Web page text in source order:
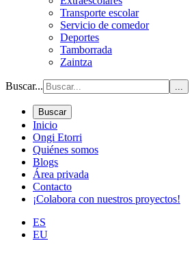
Transporte escolar
Servicio de comedor
Deportes
Tamborrada
Zaintza
Buscar... ...
Buscar
Inicio
Ongi Etorri
Quiénes somos
Blogs
Área privada
Contacto
¡Colabora con nuestros proyectos!
ES
EU